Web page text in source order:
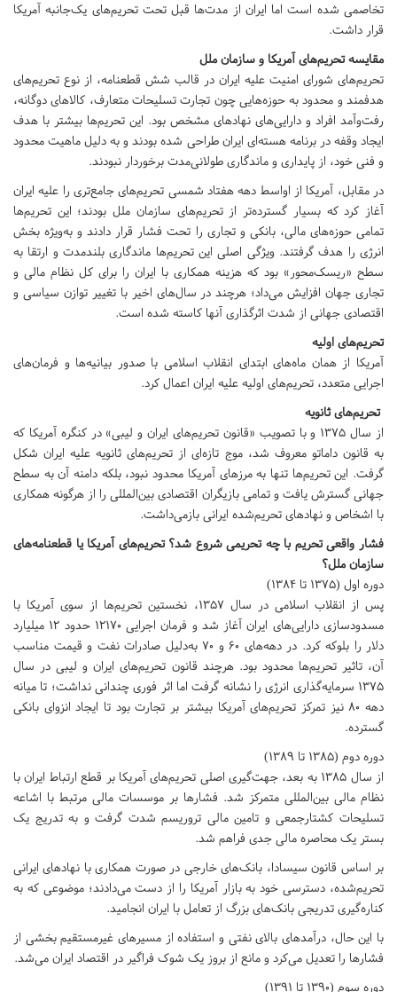
تخاصمی شده است اما ایران از مدت‌ها قبل تحت تحریم‌های یک‌جانبه آمریکا
قرار داشت.
مقایسه تحریم‌های آمریکا و سازمان ملل
تحریم‌های شورای امنیت علیه ایران در قالب شش قطعنامه، از نوع تحریم‌های
هدفمند و محدود به حوزه‌هایی چون تجارت تسلیحات متعارف، کالاهای دوگانه،
رفت‌وآمد افراد و دارایی‌های نهادهای مشخص بود. این تحریم‌ها بیشتر با هدف
ایجاد وقفه در برنامه هسته‌ای ایران طراحی شده بودند و به دلیل ماهیت محدود
و فنی خود، از پایداری و ماندگاری طولانی‌مدت برخوردار نبودند.
در مقابل، آمریکا از اواسط دهه هفتاد شمسی تحریم‌های جامع‌تری را علیه ایران
آغاز کرد که بسیار گسترده‌تر از تحریم‌های سازمان ملل بودند؛ این تحریم‌ها
تمامی حوزه‌های مالی، بانکی و تجاری را تحت فشار قرار دادند و به‌ویژه بخش
انرژی را هدف گرفتند. ویژگی اصلی این تحریم‌ها ماندگاری بلندمدت و ارتقا به
سطح «ریسک‌محور» بود که هزینه همکاری با ایران را برای کل نظام مالی و
تجاری جهان افزایش می‌داد؛ هرچند در سال‌های اخیر با تغییر توازن سیاسی و
اقتصادی جهانی از شدت اثرگذاری آنها کاسته شده است.
تحریم‌های اولیه
آمریکا از همان ماه‌های ابتدای انقلاب اسلامی با صدور بیانیه‌ها و فرمان‌های
اجرایی متعدد، تحریم‌های اولیه علیه ایران اعمال کرد.
تحریم‌های ثانویه
از سال ۱۳۷۵ و با تصویب «قانون تحریم‌های ایران و لیبی» در کنگره آمریکا که
به قانون داماتو معروف شد، موج تازه‌ای از تحریم‌های ثانویه علیه ایران شکل
گرفت. این تحریم‌ها تنها به مرزهای آمریکا محدود نبود، بلکه دامنه آن به سطح
جهانی گسترش یافت و تمامی بازیگران اقتصادی بین‌المللی را از هرگونه همکاری
با اشخاص و نهادهای تحریم‌شده ایرانی بازمی‌داشت.
فشار واقعی تحریم با چه تحریمی شروع شد؟ تحریم‌های آمریکا یا قطعنامه‌های
سازمان ملل؟
دوره اول (۱۳۷۵ تا ۱۳۸۴)
پس از انقلاب اسلامی در سال ۱۳۵۷، نخستین تحریم‌ها از سوی آمریکا با
مسدودسازی دارایی‌های ایران آغاز شد و فرمان اجرایی ۱۲۱۷۰ حدود ۱۲ میلیارد
دلار را بلوکه کرد. در دهه‌های ۶۰ و ۷۰ به‌دلیل صادرات نفت و قیمت مناسب
آن، تاثیر تحریم‌ها محدود بود. هرچند قانون تحریم‌های ایران و لیبی در سال
۱۳۷۵ سرمایه‌گذاری انرژی را نشانه گرفت اما اثر فوری چندانی نداشت؛ تا میانه
دهه ۸۰ نیز تمرکز تحریم‌های آمریکا بیشتر بر تجارت بود تا ایجاد انزوای بانکی
گسترده.
دوره دوم (۱۳۸۵ تا ۱۳۸۹)
از سال ۱۳۸۵ به بعد، جهت‌گیری اصلی تحریم‌های آمریکا بر قطع ارتباط ایران با
نظام مالی بین‌المللی متمرکز شد. فشارها بر موسسات مالی مرتبط با اشاعه
تسلیحات کشتارجمعی و تامین مالی تروریسم شدت گرفت و به تدریج یک
بستر یک محاصره مالی جدی فراهم شد.
بر اساس قانون سیسادا، بانک‌های خارجی در صورت همکاری با نهادهای ایرانی
تحریم‌شده، دسترسی خود به بازار آمریکا را از دست می‌دادند؛ موضوعی که به
کناره‌گیری تدریجی بانک‌های بزرگ از تعامل با ایران انجامید.
با این حال، درآمدهای بالای نفتی و استفاده از مسیرهای غیرمستقیم بخشی از
فشارها را تعدیل می‌کرد و مانع از بروز یک شوک فراگیر در اقتصاد ایران می‌شد.
دوره سوم (۱۳۹۰ تا ۱۳۹۱)